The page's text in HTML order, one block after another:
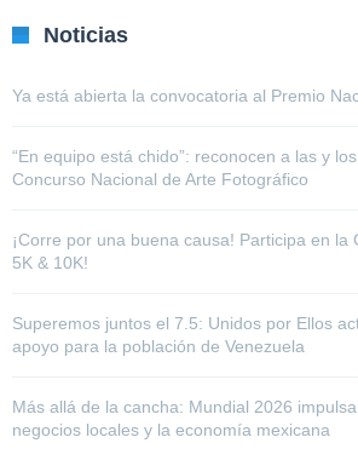
Noticias
Ya está abierta la convocatoria al Premio
“En equipo está chido”: reconocen a las y
Concurso Nacional de Arte Fotográfico
¡Corre por una buena causa! Participa en la
5K & 10K!
Superemos juntos el 7.5: Unidos por Ellos
apoyo para la población de Venezuela
Más allá de la cancha: Mundial 2026
negocios locales y la economía mexicana